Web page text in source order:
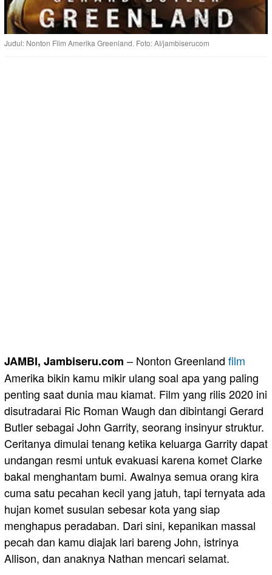
Judul: Nonton Film Amerika Greenland. Foto: AI/jambiserucom
JAMBI, Jambiseru.com – Nonton Greenland film
Amerika bikin kamu mikir ulang soal apa yang paling
penting saat dunia mau kiamat. Film yang rilis 2020 ini
disutradarai Ric Roman Waugh dan dibintangi Gerard
Butler sebagai John Garrity, seorang insinyur struktur.
Ceritanya dimulai tenang ketika keluarga Garrity dapat
undangan resmi untuk evakuasi karena komet Clarke
bakal menghantam bumi. Awalnya semua orang kira
cuma satu pecahan kecil yang jatuh, tapi ternyata ada
hujan komet susulan sebesar kota yang siap
menghapus peradaban. Dari sini, kepanikan massal
pecah dan kamu diajak lari bareng John, istrinya
Allison, dan anaknya Nathan mencari selamat.